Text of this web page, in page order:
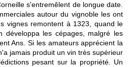
s'entremêlent de longue date.
autour du vignoble les ont
vignes remontent à 1323, quand le
développa les cépages, malgré les
Ans. Si les amateurs apprécient la
jamais produit un vin très supérieur
pesant sur la propriété. Un